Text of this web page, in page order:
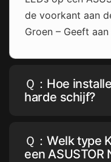
de voorkant aan
Groen – Geeft
Ｑ：Hoe
harde schijf?
Ｑ：Welk type
een